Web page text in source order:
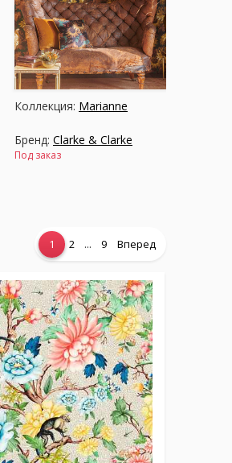
Коллекция: Marianne
Бренд: Clarke & Clarke
Под заказ
Коллекция:
William Morris Designs
Бренд:Clarke & Clarke
В наличии
1 2 ... 9 Вперед